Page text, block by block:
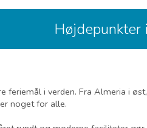
Højdepunkter
feriemål i verden. Fra Almeria i
noget for alle.